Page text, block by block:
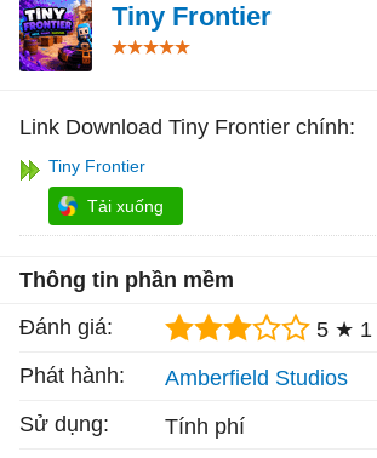
Tiny Frontier
Link Download Tiny Frontier chính:
Tiny Frontier
Tải xuống
Thông tin phần mềm
Đánh giá:
5 ★ 1
Phát hành:
Amberfield Studios
Sử dụng:
Tính phí